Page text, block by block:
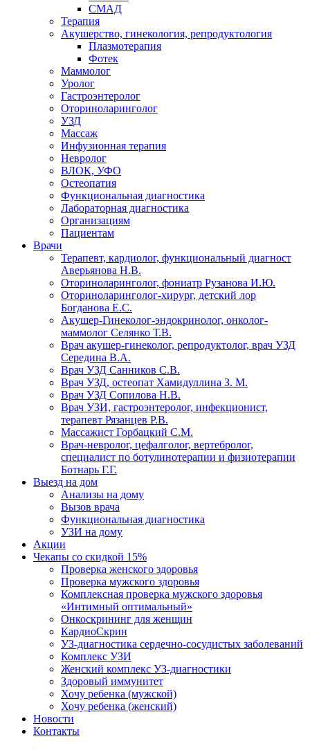
СМАД
Терапия
Акушерство, гинекология, репродуктология
Плазмотерапия
Фотек
Маммолог
Уролог
Гастроэнтеролог
Оториноларинголог
УЗД
Массаж
Инфузионная терапия
Невролог
ВЛОК, УФО
Остеопатия
Функциональная диагностика
Лабораторная диагностика
Организациям
Пациентам
Врачи
Терапевт, кардиолог, функциональный диагност
Аверьянова Н.В.
Оториноларинголог, фониатр Рузанова И.Ю.
Оториноларинголог-хирург, детский лор
Богданова Е.С.
Акушер-Гинеколог-эндокринолог, онколог-
маммолог Селянко Т.В.
Врач акушер-гинеколог, репродуктолог, врач УЗД
Середина В.А.
Врач УЗД Санников С.В.
Врач УЗД, остеопат Хамидуллина З. М.
Врач УЗД Сопилова Н.В.
Врач УЗИ, гастроэнтеролог, инфекционист,
терапевт Рязанцев Р.В.
Массажист Горбацкий С.М.
Врач-невролог, цефалголог, вертебролог,
специалист по ботулинотерапии и физиотерапии
Ботнарь Г.Г.
Выезд на дом
Анализы на дому
Вызов врача
Функциональная диагностика
УЗИ на дому
Акции
Чекапы со скидкой 15%
Проверка женского здоровья
Проверка мужского здоровья
Комплексная проверка мужского здоровья
«Интимный оптимальный»
Онкоcкрининг для женщин
КардиоСкрин
УЗ-диагностика сердечно-сосудистых заболеваний
Комплекс УЗИ
Женский комплекс УЗ-диагностики
Здоровый иммунитет
Хочу ребенка (мужской)
Хочу ребенка (женский)
Новости
Контакты